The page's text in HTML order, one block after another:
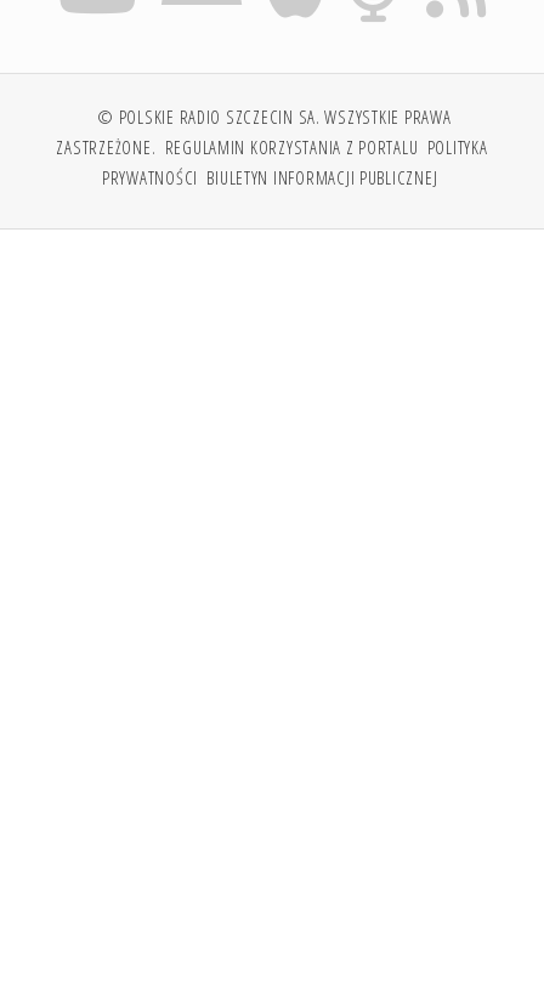
© POLSKIE RADIO SZCZECIN SA. WSZYSTKIE PRAWA
ZASTRZEŻONE. REGULAMIN KORZYSTANIA Z PORTALU POLITYKA
PRYWATNOŚCI BIULETYN INFORMACJI PUBLICZNEJ